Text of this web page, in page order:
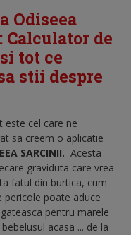
Odiseea
Calculator de
tot ce
stii despre
este cel care ne
sa creem o aplicatie
SARCINII. Acesta
graviduta care vrea
fatul din burtica, cum
pericole poate aduce
pentru marele
acasa ... de la